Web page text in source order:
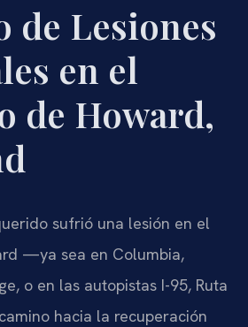
de Lesiones
en el
de Howard,
sufrió una lesión en el
—ya sea en Columbia,
o en las autopistas I-95, Ruta
hacia la recuperación